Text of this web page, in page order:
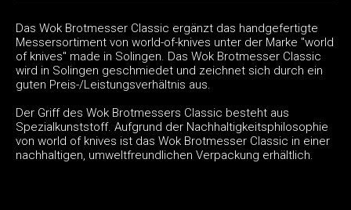
Das Wok Brotmesser Classic ergänzt das handgefertigte
Messersortiment von world-of-knives unter der Marke "world
of knives" made in Solingen. Das Wok Brotmesser Classic
wird in Solingen geschmiedet und zeichnet sich durch ein
guten Preis-/Leistungsverhältnis aus.
Der Griff des Wok Brotmessers Classic besteht aus
Spezialkunststoff. Aufgrund der Nachhaltigkeitsphilosophie
von world of knives ist das Wok Brotmesser Classic in einer
nachhaltigen, umweltfreundlichen Verpackung erhältlich.